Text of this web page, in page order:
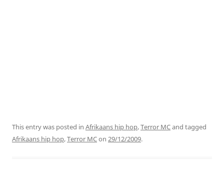
This entry was posted in Afrikaans hip hop,Terror MCand tagged
Afrikaans hip hop,Terror MCon 29/12/2009.